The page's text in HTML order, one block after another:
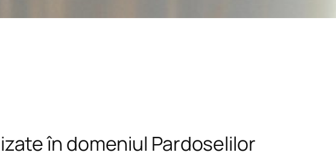
în domeniul Pardoselilor